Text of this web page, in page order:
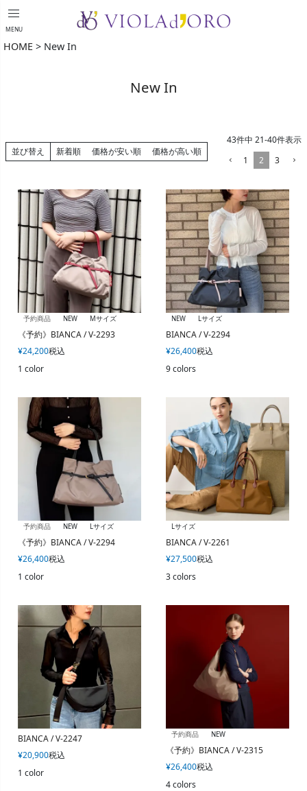
menu
MENU
HOME New In
New In
並び替え 新着順 価格が安い順 価格が高い順
43件中 21-40件表示
1
2 3
予約商品 NEW Mサイズ
《予約》BIANCA / V-2293
¥24,200税込
1 color
NEW Lサイズ
BIANCA / V-2294
¥26,400税込
9 colors
予約商品 NEW Lサイズ
《予約》BIANCA / V-2294
¥26,400税込
1 color
Lサイズ
BIANCA / V-2261
¥27,500税込
3 colors
BIANCA / V-2247
¥20,900税込
1 color
予約商品 NEW
《予約》BIANCA / V-2315
¥26,400税込
4 colors